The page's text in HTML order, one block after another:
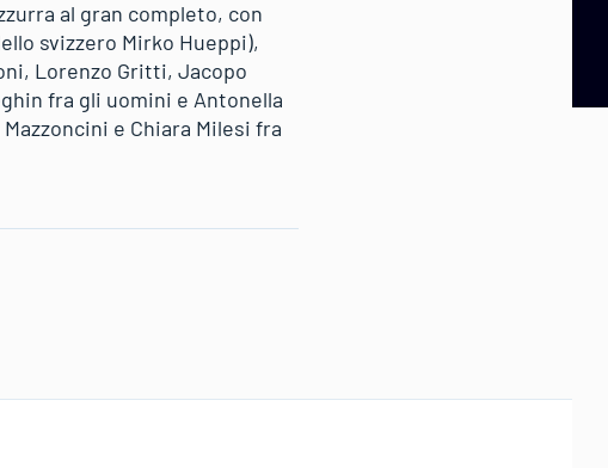
al gran completo, con
svizzero Mirko Hueppi),
Lorenzo Gritti, Jacopo
fra gli uomini e Antonella
e Chiara Milesi fra